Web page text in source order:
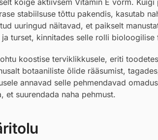
kõige aktiivsem Vitamin E vorm. Kuigi
stabiilsuse tõttu pakendis, kasutab
uuringud näitavad, et paikselt
turset, kinnitades selle rolli bioloogilise
koostise terviklikkusele, eriti
botaaniliste õlide rääsumist,
annavad selle pehmendavad
et suurendada naha pehmust.